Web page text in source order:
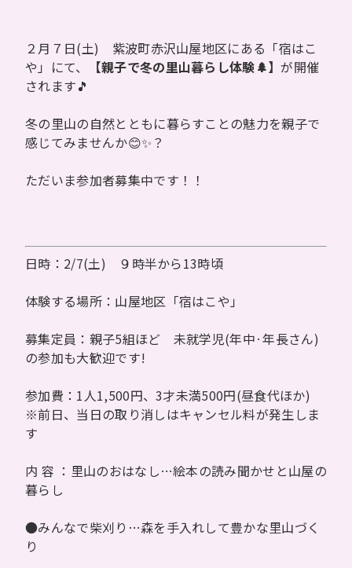
２月７日(土) 紫波町赤沢山屋地区にある「宿はこ
や」にて、
【親子で冬の里山暮らし体験🌲】が開催
されます🎵
冬の里山の自然とともに暮らすことの魅力を親子で
感じてみませんか😊✨？
ただいま参加者募集中です！！
日時：2/7(土) ９時半から13時頃
体験する場所：山屋地区「宿はこや」
募集定員：親子5組ほど 未就学児(年中·年長さん)
の参加も大歓迎です!
参加費：1人1,500円、3才未満500円(昼食代ほか)
※前日、当日の取り消しはキャンセル料が発生しま
す
内 容 ：里山のおはなし…絵本の読み聞かせと山屋の
暮らし
●みんなで柴刈り…森を手入れして豊かな里山づく
り